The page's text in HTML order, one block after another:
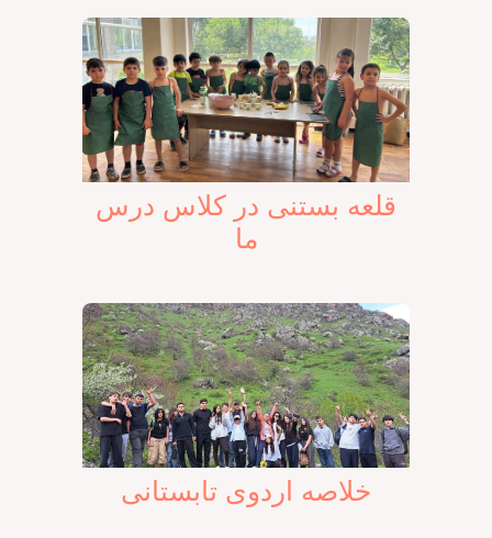
قلعه بستنی در کلاس درس
ما
خلاصه اردوی تابستانی